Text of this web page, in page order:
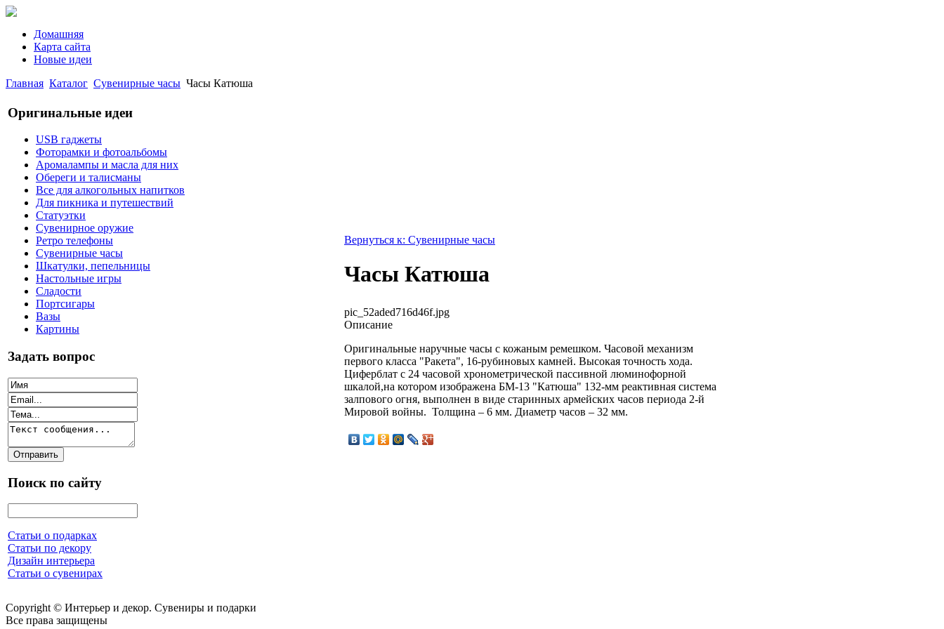
Домашняя
Карта сайта
Новые идеи
Главная Каталог Сувенирные часы Часы Катюша
Оригинальные идеи
USB гаджеты
Фоторамки и фотоальбомы
Аромалампы и масла для них
Обереги и талисманы
Все для алкогольных напитков
Для пикника и путешествий
Статуэтки
Сувенирное оружие
Ретро телефоны
Сувенирные часы
Шкатулки, пепельницы
Настольные игры
Сладости
Портсигары
Вазы
Картины
Задать вопрос
Поиск по сайту
Статьи о подарках
Статьи по декору
Дизайн интерьера
Статьи о сувенирах
Вернуться к: Сувенирные часы
Часы Катюша
pic_52aded716d46f.jpg
Описание
Оригинальные наручные часы с кожаным ремешком. Часовой механизм
первого класса "Ракета", 16-рубиновых камней. Высокая точность хода.
Циферблат с 24 часовой хронометрической пассивной люминофорной
шкалой,на котором изображена БМ-13 "Катюша" 132-мм реактивная система
залпового огня, выполнен в виде старинных армейских часов периода 2-й
Мировой войны. Толщина – 6 мм. Диаметр часов – 32 мм.
Copyright © Интерьер и декор. Сувениры и подарки
Все права защищены